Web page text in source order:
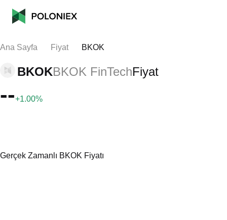
Ana Sayfa Fiyat BKOK
BKOKBKOK FinTechFiyat
--+1.00%
Gerçek Zamanlı BKOK Fiyatı